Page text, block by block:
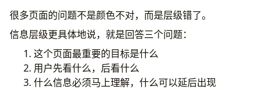
对比度够不够
字号和行高能不能读
语义是否清楚
焦点状态是否可见
操作是否只依赖颜色
无障碍不是加插件就完事
很多页面的问题不是颜色不对，而是层级错了。
信息层级更具体地说，就是回答三个问题：
这个页面最重要的目标是什么
用户先看什么，后看什么
什么信息必须马上理解，什么可以延后出现